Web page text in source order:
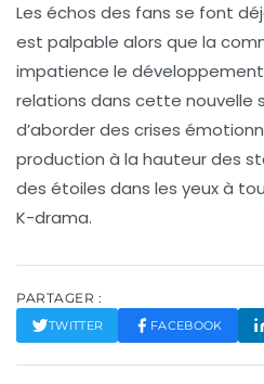
Les échos des fans se font
est palpable alors que la
impatience le
relations dans cette nouvelle
d’aborder des crises
production à la hauteur des
des étoiles dans les yeux à
K-drama.
PARTAGER :
TWITTER FACEBOOK